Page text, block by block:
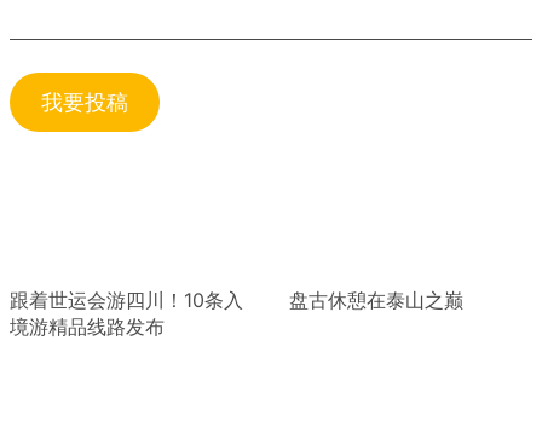
我要投稿
跟着世运会游四川！10条入
境游精品线路发布
盘古休憩在泰山之巅